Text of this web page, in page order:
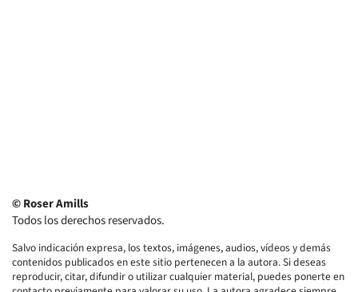
© Roser Amills
Todos los derechos reservados.
Salvo indicación expresa, los textos, imágenes, audios, vídeos y demás
contenidos publicados en este sitio pertenecen a la autora. Si deseas
reproducir, citar, difundir o utilizar cualquier material, puedes ponerte en